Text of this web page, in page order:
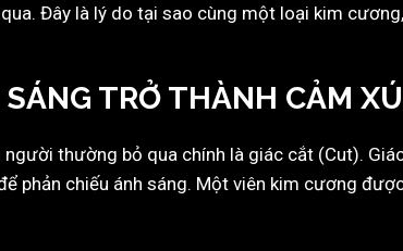
Đây là lý do tại sao cùng một loại kim
TRỞ THÀNH CẢM
thường bỏ qua chính là giác cắt (Cut).
phản chiếu ánh sáng. Một viên kim cương